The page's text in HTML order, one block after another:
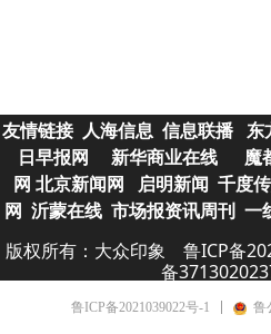
友情链接 人海信息 信息联播 东
日早报网
新华商业在线 魔
网 北京新闻网 启明新闻 千度
网
沂蒙在线 市场报资讯周刊 一
版权所有：大众印象 鲁ICP备
备
鲁ICP备2021039022号-1 鲁